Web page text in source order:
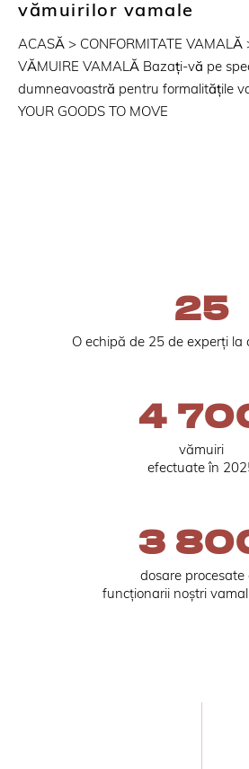
vămuirilor vamale
ACASĂ > CONFORMITATE VAMALĂ
VĂMUIRE VAMALĂ Bazați-vă pe
dumneavoastră pentru formalitățile
YOUR GOODS TO MOVE
O echipă de 25 de experți la
25
vămuiri
efectuate în
4
dosare procesate
funcționarii noștri
3